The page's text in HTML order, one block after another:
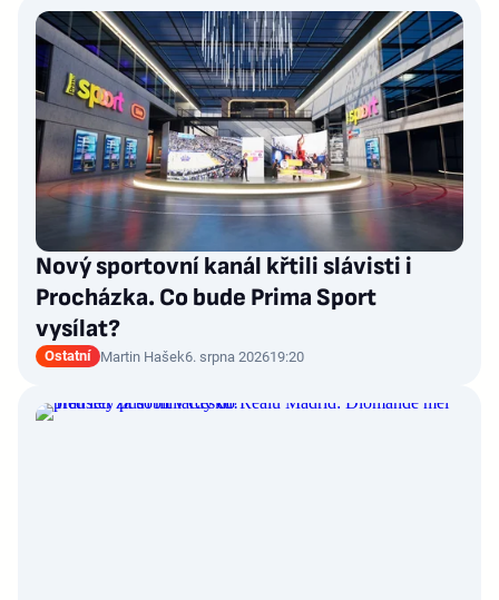
Nový sportovní kanál křtili slávisti i
Procházka. Co bude Prima Sport
vysílat?
Ostatní Martin Hašek6. srpna 202619:20